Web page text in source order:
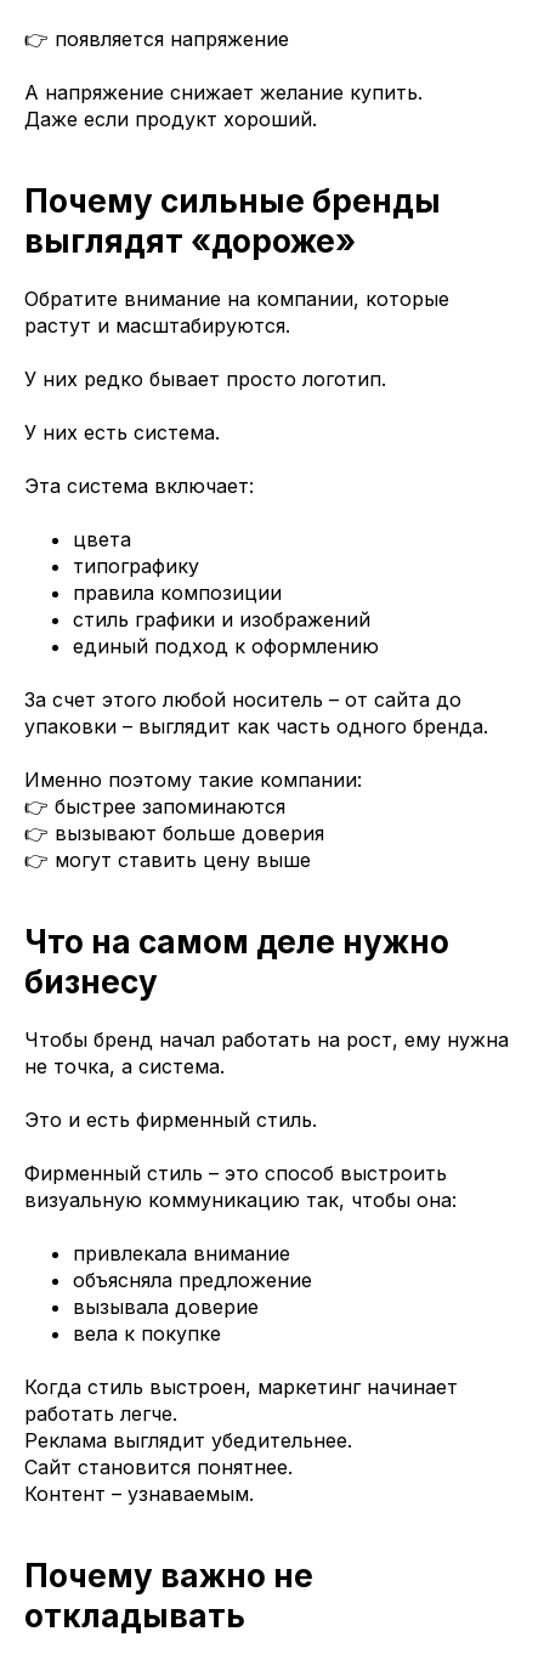
👉 появляется напряжение
А напряжение снижает желание купить.
Даже если продукт хороший.
Почему сильные бренды
выглядят «дороже»
Обратите внимание на компании, которые
растут и масштабируются.
У них редко бывает просто логотип.
У них есть система.
Эта система включает:
цвета
типографику
правила композиции
стиль графики и изображений
единый подход к оформлению
За счет этого любой носитель – от сайта до
упаковки – выглядит как часть одного бренда.
Именно поэтому такие компании:
👉 быстрее запоминаются
👉 вызывают больше доверия
👉 могут ставить цену выше
Что на самом деле нужно
бизнесу
Чтобы бренд начал работать на рост, ему нужна
не точка, а система.
Это и есть фирменный стиль.
Фирменный стиль – это способ выстроить
визуальную коммуникацию так, чтобы она:
привлекала внимание
объясняла предложение
вызывала доверие
вела к покупке
Когда стиль выстроен, маркетинг начинает
работать легче.
Реклама выглядит убедительнее.
Сайт становится понятнее.
Контент – узнаваемым.
Почему важно не
откладывать